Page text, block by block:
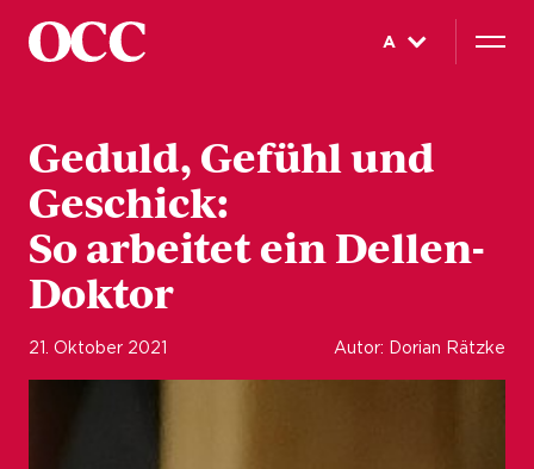
A
Geduld, Gefühl und
Geschick:
So arbeitet ein Dellen-
Doktor
21. Oktober 2021 Autor: Dorian Rätzke